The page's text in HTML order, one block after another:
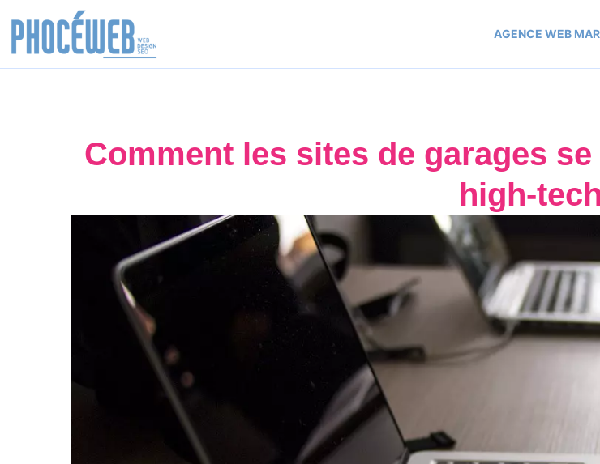
AGENCE WEB
Comment les sites de garages
high-